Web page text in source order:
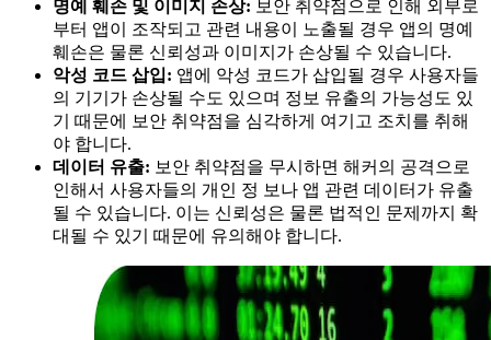
명예 훼손 및 이미지 손상: 보안 취약점으로 인해 외부로
부터 앱이 조작되고 관련 내용이 노출될 경우 앱의 명예
훼손은 물론 신뢰성과 이미지가 손상될 수 있습니다.
악성 코드 삽입: 앱에 악성 코드가 삽입될 경우 사용자들
의 기기가 손상될 수도 있으며 정보 유출의 가능성도 있
기 때문에 보안 취약점을 심각하게 여기고 조치를 취해
야 합니다.
데이터 유출: 보안 취약점을 무시하면 해커의 공격으로
인해서 사용자들의 개인 정 보나 앱 관련 데이터가 유출
될 수 있습니다. 이는 신뢰성은 물론 법적인 문제까지 확
대될 수 있기 때문에 유의해야 합니다.